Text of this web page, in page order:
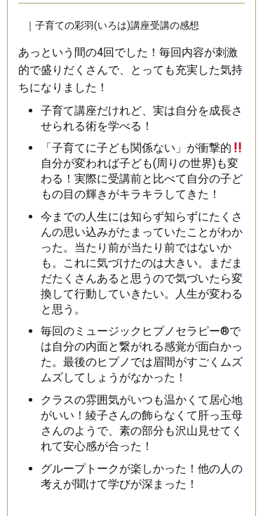
｜ 子育ての彩羽(いろは)講座受講の感想
あっという間の4回でした！毎回内容が刺激
的で盛りだくさんで、とっても充実した気持
ちになりました！
子育て講座だけれど、実は自分を成長さ
せられる術を学べる！
「子育てに子ども関係ない」が衝撃的
自分が変われば子ども(周りの世界)も変
わる！実際に受講前と比べて自分の子ど
もの目の輝きがキラキラしてきた！
今までの人生には知らず知らずにたくさ
んの思い込みがたまっていたことがわか
った。当たり前が当たり前ではないか
も。これに気づけたのは大きい。まだま
だたくさんあると思うので気づいたら変
換して行動していきたい。人生が変わる
と思う。
毎回のミュージックヒプノセラピー®︎で
は自分の内面と繋がれる感覚が面白かっ
た。最後のヒプノでは眉間がすごくムズ
ムズしてしょうがなかった！
クラスの雰囲気がいつも温かくて居心地
がいい！綾子さんの飾らなくて肝っ玉母
さんのようで、素の部分も沢山見せてく
れて安心感が合った！
グループトークが楽しかった！他の人の
考えが聞けて学びが深まった！